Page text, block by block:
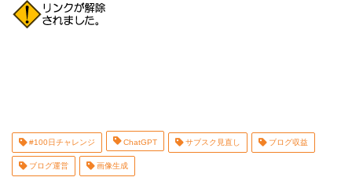
#100日チャレンジ ChatGPT サブスク見直し ブログ収益
ブログ運営 画像生成